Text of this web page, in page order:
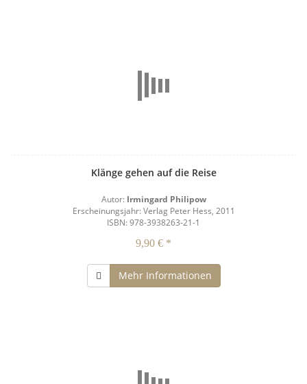
Klänge gehen auf die Reise
Autor: Irmingard Philipow
Erscheinungsjahr: Verlag Peter Hess, 2011
ISBN: 978-3938263-21-1
9,90 € *
Mehr Informationen